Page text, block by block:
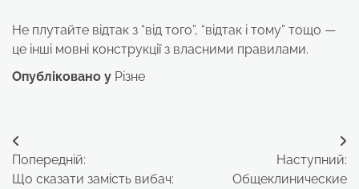
Не плутайте відтак з “від того”, “відтак і тому” тощо —
це інші мовні конструкції з власними правилами.
Опубліковано у Різне
Навігація
записів
Попередній:
Що сказати замість вибач:
Наступний:
Общеклинические